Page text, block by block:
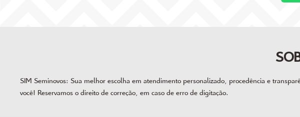
SIM Seminovos: Sua melhor escolha em atendimento personalizado, procedência e
você! Reservamos o direito de correção, em caso de erro de digitação.